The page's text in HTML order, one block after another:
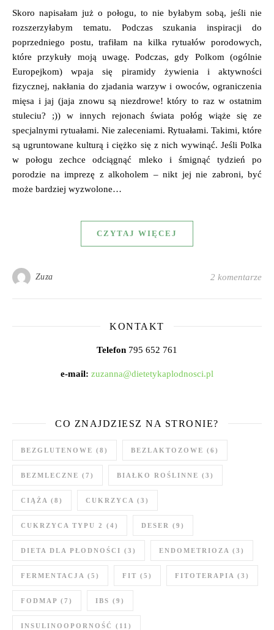
Skoro napisałam już o połogu, to nie byłabym sobą, jeśli nie
rozszerzyłabym tematu. Podczas szukania inspiracji do
poprzedniego postu, trafiłam na kilka rytuałów porodowych,
które przykuły moją uwagę. Podczas, gdy Polkom (ogólnie
Europejkom) wpaja się piramidy żywienia i aktywności
fizycznej, nakłania do zjadania warzyw i owoców, ograniczenia
mięsa i jaj (jaja znowu są niezdrowe! który to raz w ostatnim
stuleciu? ;)) w innych rejonach świata połóg wiąże się ze
specjalnymi rytuałami. Nie zaleceniami. Rytuałami. Takimi, które
są ugruntowane kulturą i ciężko się z nich wywinąć. Jeśli Polka
w połogu zechce odciągnąć mleko i śmignąć tydzień po
porodzie na imprezę z alkoholem – nikt jej nie zabroni, być
może bardziej wyzwolone…
CZYTAJ WIĘCEJ
Zuza 2 komentarze
KONTAKT
Telefon 795 652 761
e-mail: zuzanna@dietetykaplodnosci.pl
CO ZNAJDZIESZ NA STRONIE?
BEZGLUTENOWE (8) BEZLAKTOZOWE (6)
BEZMLECZNE (7) BIAŁKO ROŚLINNE (3)
CIĄŻA (8) CUKRZYCA (3)
CUKRZYCA TYPU 2 (4) DESER (9)
DIETA DLA PŁODNOŚCI (3) ENDOMETRIOZA (3)
FERMENTACJA (5) FIT (5) FITOTERAPIA (3)
FODMAP (7) IBS (9)
INSULINOOPORNOŚĆ (11)